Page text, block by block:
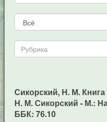
Сикорский, Н. М.
Н. М. Сикорский - М.:
ББК: 76.10